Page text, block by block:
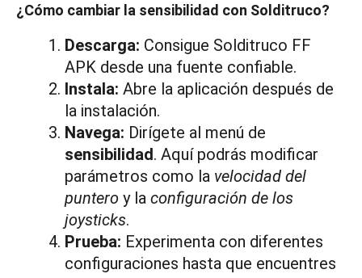
¿Cómo cambiar la sensibilidad con Solditruco?
Descarga: Consigue Solditruco FF
APK desde una fuente confiable.
Instala: Abre la aplicación después de
la instalación.
Navega: Dirígete al menú de
sensibilidad. Aquí podrás modificar
parámetros como la velocidad del
puntero y la configuración de los
joysticks.
Prueba: Experimenta con diferentes
configuraciones hasta que encuentres